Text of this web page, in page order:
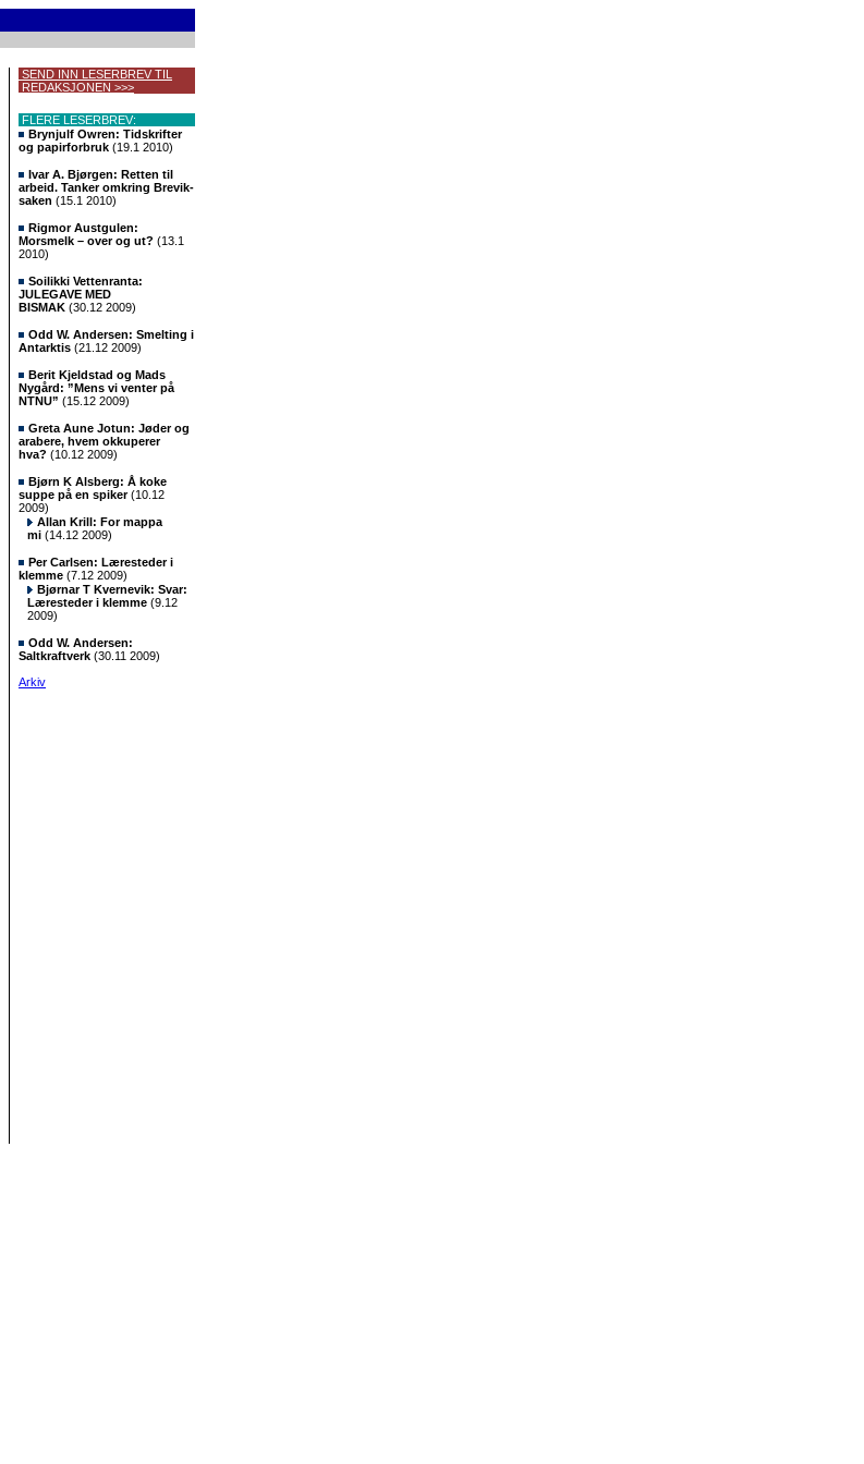
SEND INN LESERBREV TIL
REDAKSJONEN >>>
FLERE LESERBREV:
Brynjulf Owren: Tidskrifter
og papirforbruk (19.1 2010)
Ivar A. Bjørgen: Retten til
arbeid. Tanker omkring Brevik-
saken (15.1 2010)
Rigmor Austgulen:
Morsmelk – over og ut? (13.1
2010)
Soilikki Vettenranta:
JULEGAVE MED
BISMAK (30.12 2009)
Odd W. Andersen: Smelting i
Antarktis (21.12 2009)
Berit Kjeldstad og Mads
Nygård: ”Mens vi venter på
NTNU” (15.12 2009)
Greta Aune Jotun: Jøder og
arabere, hvem okkuperer
hva? (10.12 2009)
Bjørn K Alsberg: Å koke
suppe på en spiker(10.12
2009)
Allan Krill: For mappa
mi (14.12 2009)
Per Carlsen: Læresteder i
klemme (7.12 2009)
Bjørnar T Kvernevik: Svar:
Læresteder i klemme (9.12
2009)
Odd W. Andersen:
Saltkraftverk (30.11 2009)
Arkiv